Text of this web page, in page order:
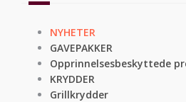
NYHETER
GAVEPAKKER
Opprinnelsesbeskyttede
KRYDDER
Grillkrydder